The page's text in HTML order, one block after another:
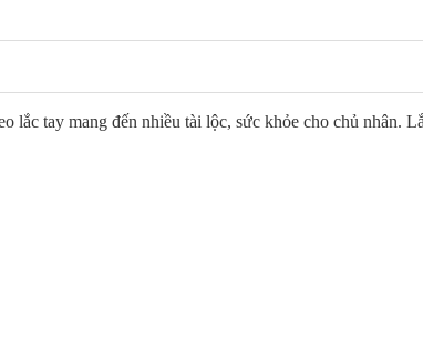
lắc tay mang đến nhiều tài lộc, sức khỏe cho chủ nhân.